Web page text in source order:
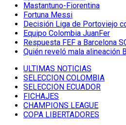
Mastantuno-Fiorentina
Fortuna Messi
Decisión Liga de Portoviejo
Equipo Colombia JuanFer
Respuesta FEF a Barcelona
Quién reveló mala alineación
ULTIMAS NOTICIAS
SELECCION COLOMBIA
SELECCION ECUADOR
FICHAJES
CHAMPIONS LEAGUE
COPA LIBERTADORES